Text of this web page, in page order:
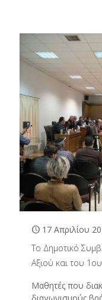
17 Απριλίου
Το Δημοτικό
Αξιού και του
Μαθητές που
διαγωνισμούς